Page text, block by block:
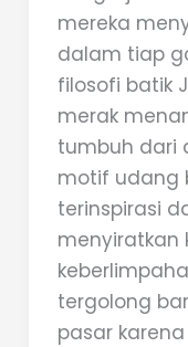
mereka
dalam tiap
filosofi batik
merak
tumbuh dari
motif udang
terinspirasi
menyiratkan
tergolong
pasar